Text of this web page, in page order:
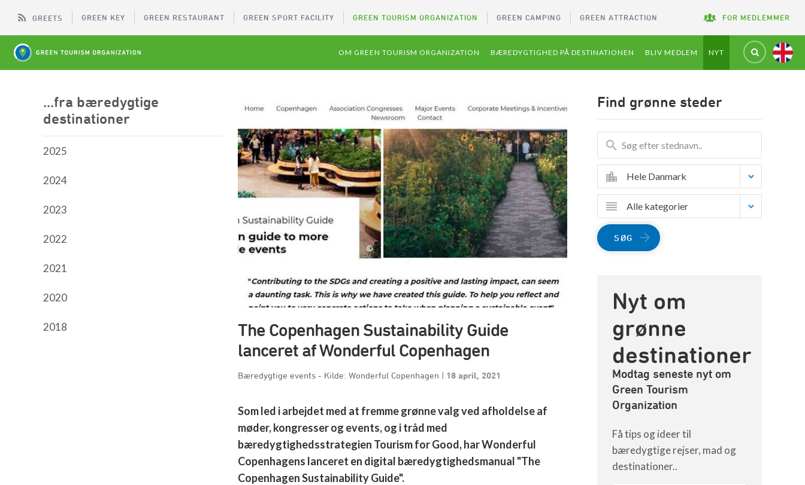
GREETS GREEN KEY GREEN RESTAURANT GREEN SPORT FACILITY GREEN TOURISM ORGANIZATION GREEN CAMPING GREEN ATTRACTION FOR MEDLEMMER
OM GREEN TOURISM ORGANIZATION BÆREDYGTIGHED PÅ DESTINATIONEN BLIV MEDLEM NYT
...fra bæredygtige
destinationer
2025
2024
2023
2022
2021
2020
2018
The Copenhagen Sustainability Guide
lanceret af Wonderful Copenhagen
Bæredygtige events - Kilde: Wonderful Copenhagen | 18 april, 2021
Som led i arbejdet med at fremme grønne valg ved afholdelse af
møder, kongresser og events, og i tråd med
bæredygtighedsstrategien Tourism for Good, har Wonderful
Copenhagens lanceret en digital bæredygtighedsmanual "The
Copenhagen Sustainability Guide".
Find grønne steder
Hele Danmark
Alle kategorier
SØG
Nyt om
grønne
destinationer
Modtag seneste nyt om
Green Tourism
Organization
Få tips og ideer til
bæredygtige rejser, mad og
destinationer..